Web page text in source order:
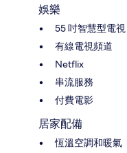
娛樂
55 吋智慧型電視
有線電視頻道
Netflix
串流服務
付費電影
居家配備
恆溫空調和暖氣